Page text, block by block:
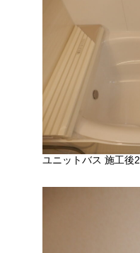
ユニットバス 施工後2